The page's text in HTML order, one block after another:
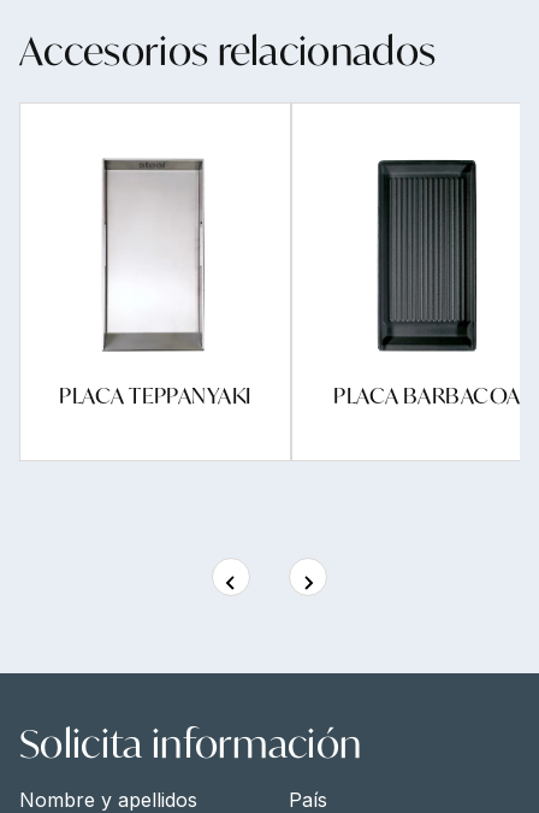
Accesorios relacionados
PLACA TEPPANYAKI PLACA BARBACOA
Solicita información
Nombre y apellidos
País